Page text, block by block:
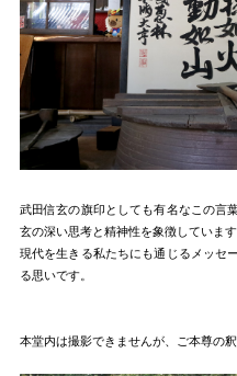
武田信玄の旗印としても有名なこの言
玄の深い思考と精神性を象徴しています
現代を生きる私たちにも通じるメッセ
る思いです。
本堂内は撮影できませんが、ご本尊の